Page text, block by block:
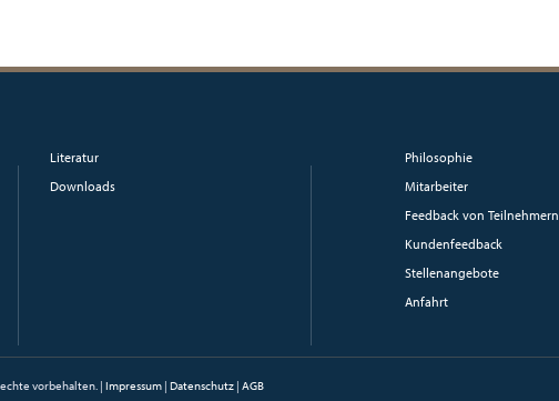
Literatur
Downloads
Philosophie
Mitarbeiter
Feedback von Teilnehmern
Kundenfeedback
Stellenangebote
Anfahrt
vorbehalten. | Impressum | Datenschutz | AGB